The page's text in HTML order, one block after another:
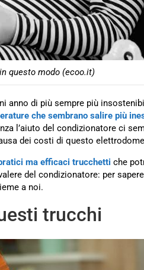
questo modo (ecoo.it)
anno di più sempre più
che sembrano salire più
l’aiuto del condizionatore ci
dei costi di questo
ma efficaci trucchetti che
del condizionatore: per
a noi.
trucchi